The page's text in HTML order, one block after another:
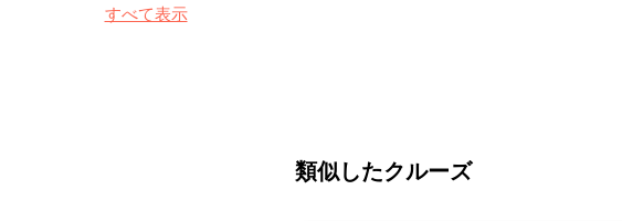
すべて表示
類似したクルーズ